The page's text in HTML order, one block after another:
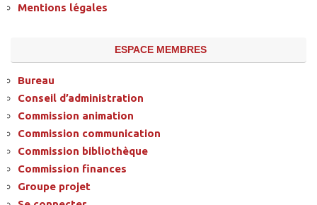
Mentions légales
ESPACE MEMBRES
Bureau
Conseil d’administration
Commission animation
Commission communication
Commission bibliothèque
Commission finances
Groupe projet